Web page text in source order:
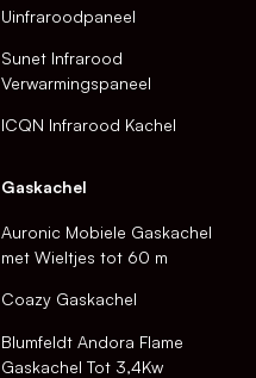
Uinfraroodpaneel
Sunet Infrarood
Verwarmingspaneel
ICQN Infrarood Kachel
Gaskachel
Auronic Mobiele Gaskachel
met Wieltjes tot 60 m
Coazy Gaskachel
Blumfeldt Andora Flame
Gaskachel Tot 3,4Kw